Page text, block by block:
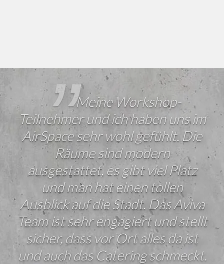
Meine Workshop-
Teilnehmer und ich haben uns im
AirSpace sehr wohl gefühlt. Die
Räume sind modern
ausgestattet, es gibt viel Platz
und man hat einen tollen
Ausblick auf die Stadt. Das Aviva
Team ist sehr engagiert und stellt
sicher, dass vor Ort alles da ist
und auch das Catering schmeckt.